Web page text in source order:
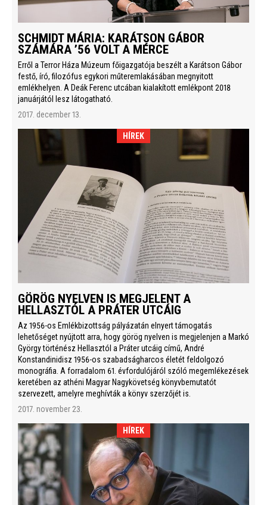
SCHMIDT MÁRIA: KARÁTSON GÁBOR
SZÁMÁRA ’56 VOLT A MÉRCE
Erről a Terror Háza Múzeum főigazgatója beszélt a Karátson Gábor
festő, író, filozófus egykori műteremlakásában megnyitott
emlékhelyen. A Deák Ferenc utcában kialakított emlékpont 2018
januárjától lesz látogatható.
2017. december 13.
HÍREK
GÖRÖG NYELVEN IS MEGJELENT A
HELLASZTÓL A PRÁTER UTCÁIG
Az 1956-os Emlékbizottság pályázatán elnyert támogatás
lehetőséget nyújtott arra, hogy görög nyelven is megjelenjen a Markó
György történész Hellasztól a Práter utcáig című, André
Konstandinidisz 1956-os szabadságharcos életét feldolgozó
monográfia. A forradalom 61. évfordulójáról szóló megemlékezések
keretében az athéni Magyar Nagykövetség könyvbemutatót
szervezett, amelyre meghívták a könyv szerzőjét is.
2017. november 23.
HÍREK